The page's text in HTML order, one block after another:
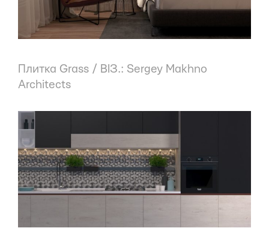
Плитка Grass / ВІЗ.: Sergey Makhno
Architects